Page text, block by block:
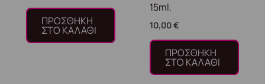
ΠΡΟΣΘΉΚΗ
ΣΤΟ ΚΑΛΆΘΙ
15ml.
10,00€
ΠΡΟΣΘΉΚΗ
ΣΤΟ ΚΑΛΆΘΙ